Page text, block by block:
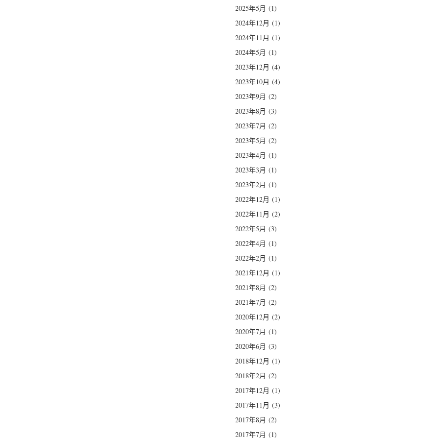
2025年5月 (1)
2024年12月 (1)
2024年11月 (1)
2024年5月 (1)
2023年12月 (4)
2023年10月 (4)
2023年9月 (2)
2023年8月 (3)
2023年7月 (2)
2023年5月 (2)
2023年4月 (1)
2023年3月 (1)
2023年2月 (1)
2022年12月 (1)
2022年11月 (2)
2022年5月 (3)
2022年4月 (1)
2022年2月 (1)
2021年12月 (1)
2021年8月 (2)
2021年7月 (2)
2020年12月 (2)
2020年7月 (1)
2020年6月 (3)
2018年12月 (1)
2018年2月 (2)
2017年12月 (1)
2017年11月 (3)
2017年8月 (2)
2017年7月 (1)